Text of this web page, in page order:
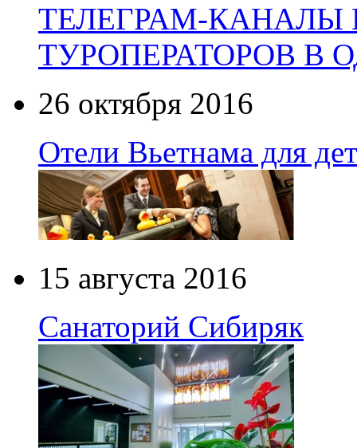
ТЕЛЕГРАМ-
ТУРОПЕРАТОРОВ В
26 октября 2016
Отели Вьетнама для
15 августа 2016
Санаторий Сибиряк